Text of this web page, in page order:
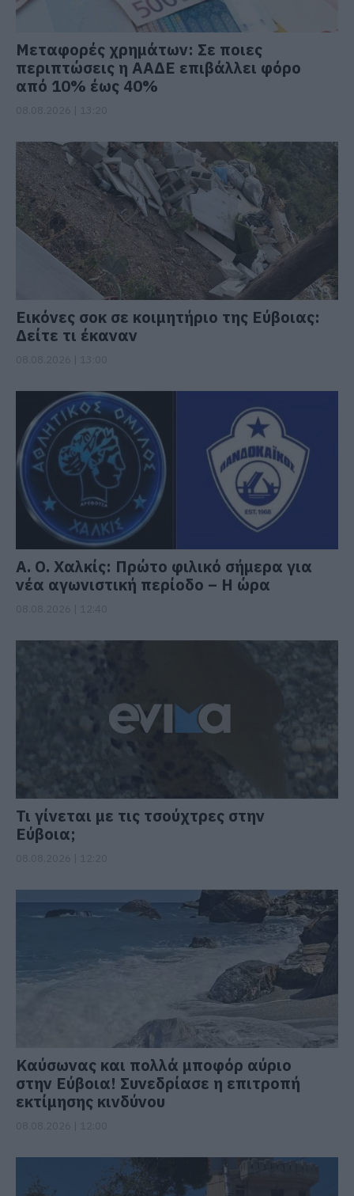
Μεταφορές χρημάτων: Σε ποιες
περιπτώσεις η ΑΑΔΕ επιβάλλει φόρο
από 10% έως 40%
Εικόνες σοκ σε κοιμητήριο της Εύβοιας:
Δείτε τι έκαναν
Α. Ο. Χαλκίς: Πρώτο φιλικό σήμερα για
νέα αγωνιστική περίοδο – Η ώρα
Τι γίνεται με τις τσούχτρες στην
Εύβοια;
Καύσωνας και πολλά μποφόρ αύριο
στην Εύβοια! Συνεδρίασε η επιτροπή
εκτίμησης κινδύνου